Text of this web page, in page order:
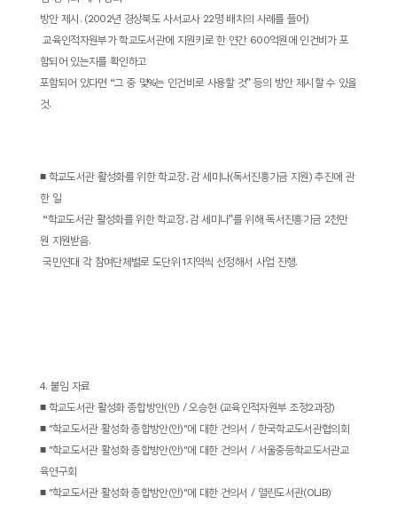
방안 제시 . (2002년 경상북도 사서교사 22명 배치의 사례를 들어)
­교육인적자원부가 학교도서관에 지원키로 한 연간 600억원에 인건비가 포
함되어 있는지를 확인하고
포함되어 있다면 “그 중 몇%는 인건비로 사용할 것”등의 방안 제시할 수 있을
것.
■ 학교도서관 활성화를 위한 학교장․ 감 세미나(독서진흥기금 지원)추진에 관
한 일
­ “학교도서관 활성화를 위한 학교장․ 감 세미나”를 위해 독서진흥기금 2천만
원 지원받음.
­국민연대 각 참여단체별로 도단위1지역씩 선정해서 사업 진행.
4. 붙임 자료
■ 학교도서관 활성화 종합방안(안) /오승현 (교육인적자원부 조정2과장)
■ "학교도서관 활성화 종합방안(안)"에 대한 건의서/ 한국학교도서관협의회
■ "학교도서관 활성화 종합방안(안)"에 대한 건의서/ 서울중등학교도서관교
육연구회
■ "학교도서관 활성화 종합방안(안)"에 대한 건의서/ 열린도서관(OLIB)